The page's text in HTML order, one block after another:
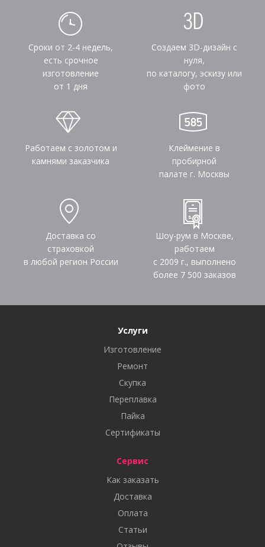
Сроки от 2-4 недель,
есть срочное
изготовление
от 1 дня
Создаем 3D-дизайн с
нуля,
по каталогу, эскизу или
фото
Работаем с золотом и
камнями заказчика
Клеймение в
пробирной
палате г. Москвы
Доставка со
страховкой
в любой регион России
Шоу-рум в Москве,
работаем
с 2009 г., выполнено
более 7 500 заказов
Услуги
Изготовление
Ремонт
Скупка
Переплавка
Пайка
Сертификаты
Сервис
Как заказать
Доставка
Оплата
Статьи